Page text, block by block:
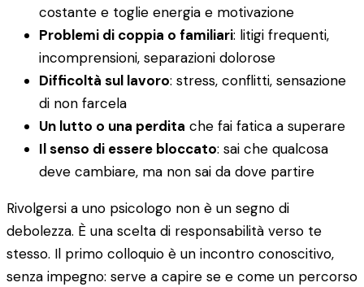
costante e toglie energia e motivazione
Problemi di coppia o familiari: litigi frequenti,
incomprensioni, separazioni dolorose
Difficoltà sul lavoro: stress, conflitti, sensazione
di non farcela
Un lutto o una perdita che fai fatica a superare
Il senso di essere bloccato: sai che qualcosa
deve cambiare, ma non sai da dove partire
Rivolgersi a uno psicologo non è un segno di
debolezza. È una scelta di responsabilità verso te
stesso. Il primo colloquio è un incontro conoscitivo,
senza impegno: serve a capire se e come un percorso